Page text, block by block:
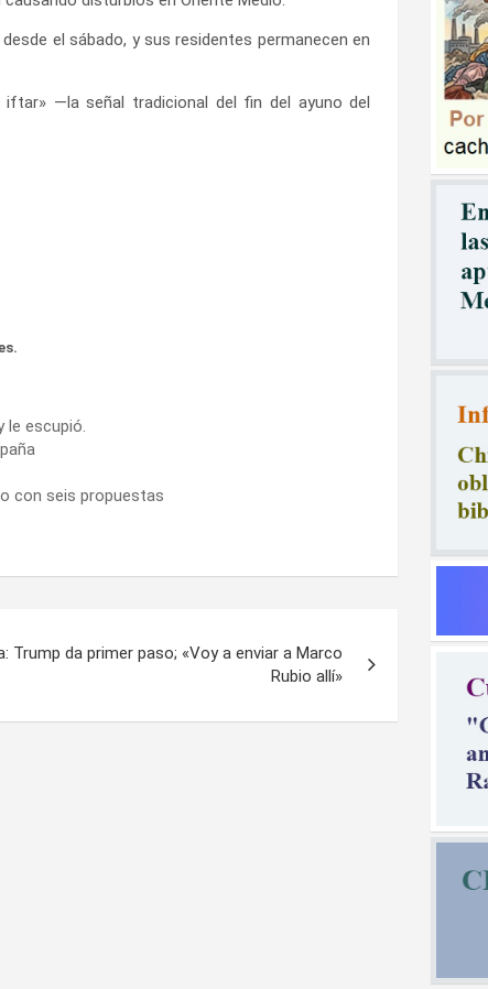
el sábado, y sus residentes permanecen en
—la señal tradicional del fin del ayuno del
le escupió.
con seis propuestas
Trump da primer paso; «Voy a enviar a Marco
Rubio allí»